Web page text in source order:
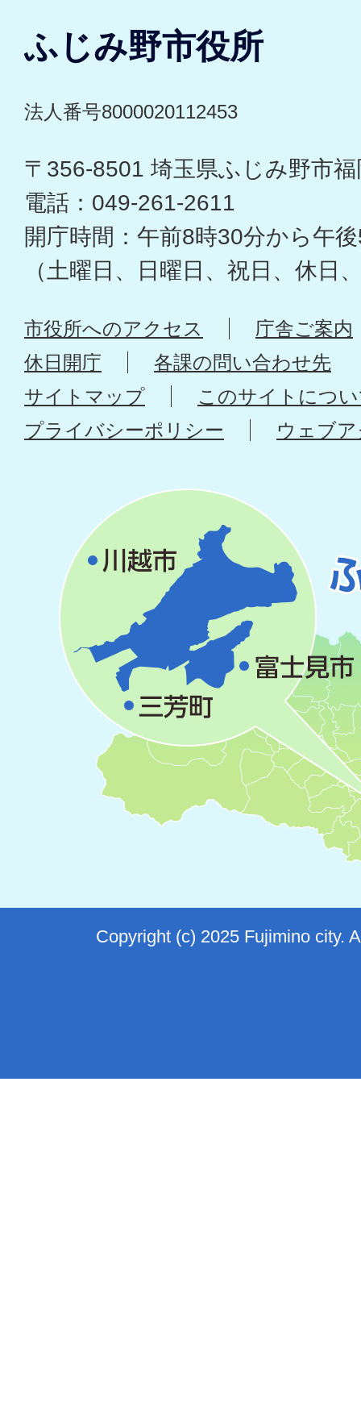
ふじみ野市役所
法人番号8000020112453
〒356-8501 埼玉県ふじみ野市
電話：049-261-2611
開庁時間：午前8時30分から午
（土曜日、日曜日、祝日、休日
市役所へのアクセス
庁舎ご案内
休日開庁
各課の問い合わせ先
サイトマップ
このサイトにつ
プライバシーポリシー
ウェブ
Copyright (c) 2025 Fujimino city.